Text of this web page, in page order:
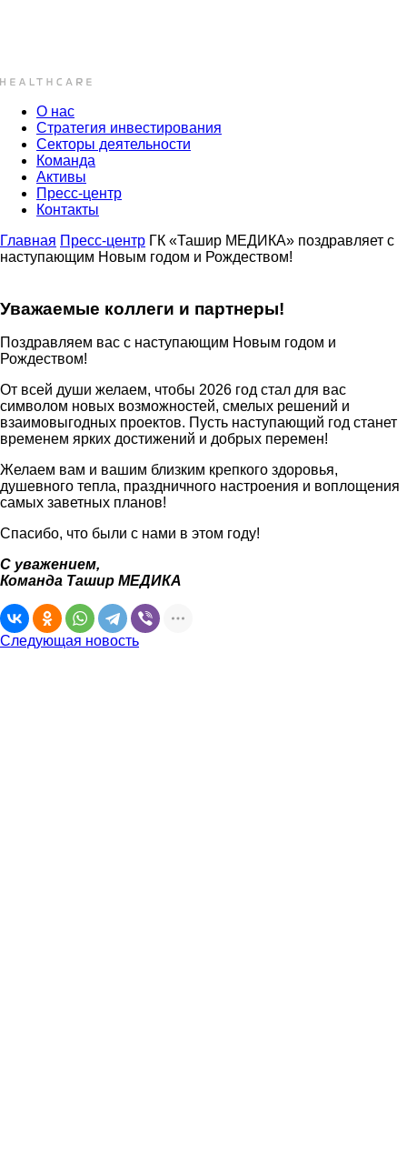
О нас
Стратегия инвестирования
Секторы деятельности
Команда
Активы
Пресс-центр
Контакты
Главная Пресс-центр ГК «Ташир МЕДИКА» поздравляет с
наступающим Новым годом и Рождеством!
Уважаемые коллеги и партнеры!
Поздравляем вас с наступающим Новым годом и
Рождеством!
От всей души желаем, чтобы 2026 год стал для вас
символом новых возможностей, смелых решений и
взаимовыгодных проектов. Пусть наступающий год станет
временем ярких достижений и добрых перемен!
Желаем вам и вашим близким крепкого здоровья,
душевного тепла, праздничного настроения и воплощения
самых заветных планов!
Спасибо, что были с нами в этом году!
С уважением,
Команда Ташир МЕДИКА
Следующая новость